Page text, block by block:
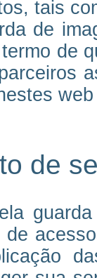
tais
de
de
de